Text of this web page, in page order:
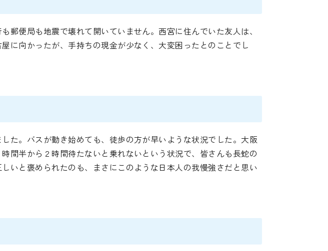
便局も地震で壊れて開いていません。西宮に住んでいた友人は、
に向かったが、手持ちの現金が少なく、大変困ったとのことでし
た。バスが動き始めても、徒歩の方が早いような状況でした。大阪
間半から２時間待たないと乗れないという状況で、皆さんも長蛇の
いと褒められたのも、まさにこのような日本人の我慢強さだと思い